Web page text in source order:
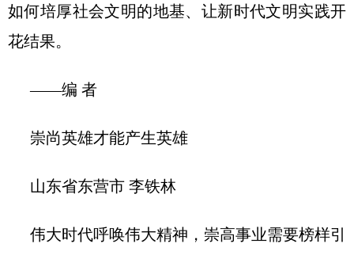
如何培厚社会文明的地基、让新时代文明实践开
花结果。
——编 者
崇尚英雄才能产生英雄
山东省东营市 李铁林
伟大时代呼唤伟大精神，崇高事业需要榜样引